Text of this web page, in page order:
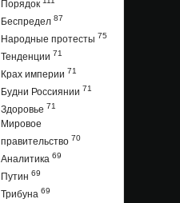
Порядок
Беспредел 87
Народные протесты 75
Тенденции 71
Крах империи 71
Будни Россиянии 71
Здоровье 71
Мировое
правительство 70
Аналитика 69
Путин 69
Трибуна 69